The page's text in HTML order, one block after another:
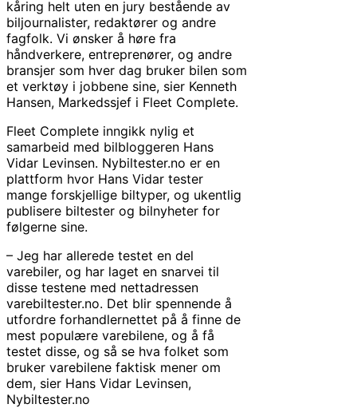
kåring helt uten en jury bestående av
biljournalister, redaktører og andre
fagfolk. Vi ønsker å høre fra
håndverkere, entreprenører, og andre
bransjer som hver dag bruker bilen som
et verktøy i jobbene sine, sier Kenneth
Hansen, Markedssjef i Fleet Complete.
Fleet Complete inngikk nylig et
samarbeid med bilbloggeren Hans
Vidar Levinsen. Nybiltester.no er en
plattform hvor Hans Vidar tester
mange forskjellige biltyper, og ukentlig
publisere biltester og bilnyheter for
følgerne sine.
– Jeg har allerede testet en del
varebiler, og har laget en snarvei til
disse testene med nettadressen
varebiltester.no. Det blir spennende å
utfordre forhandlernettet på å finne de
mest populære varebilene, og å få
testet disse, og så se hva folket som
bruker varebilene faktisk mener om
dem, sier Hans Vidar Levinsen,
Nybiltester.no